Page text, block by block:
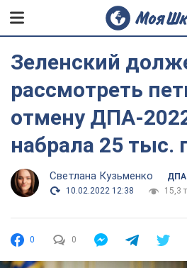
Зеленский
рассмотреть
отмену ДПА-
набрала 25 тыс.
Светлана Кузьменко
ДПА
10.02.2022 12:38
15,3
0 0